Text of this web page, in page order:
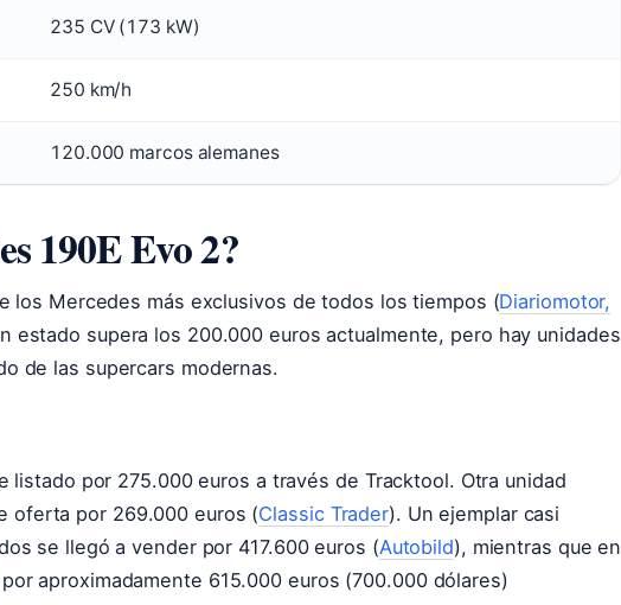
235 CV (173 kW)
250 km/h
120.000 marcos alemanes
190E Evo 2?
los Mercedes más exclusivos de todos los tiempos (Diariomotor,
estado supera los 200.000 euros actualmente, pero hay unidades
de las supercars modernas.
listado por 275.000 euros a través de Tracktool. Otra unidad
oferta por 269.000 euros (Classic Trader). Un ejemplar casi
se llegó a vender por 417.600 euros (Autobild), mientras que en
aproximadamente 615.000 euros (700.000 dólares)